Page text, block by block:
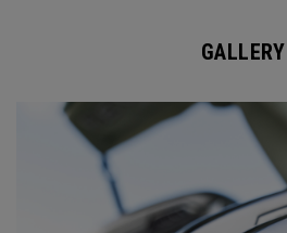
GALLERY